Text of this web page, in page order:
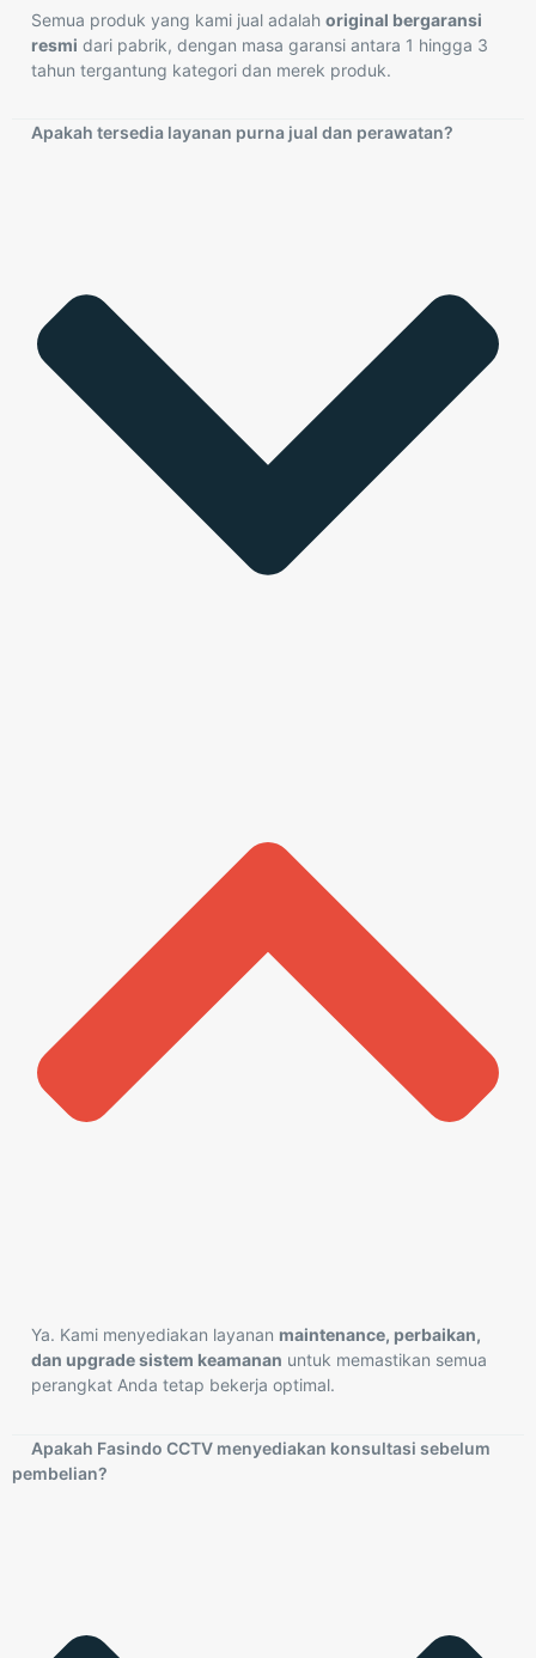
Semua produk yang kami jual adalah original bergaransi
resmi dari pabrik, dengan masa garansi antara 1 hingga 3
tahun tergantung kategori dan merek produk.
Apakah tersedia layanan purna jual dan perawatan?
Ya. Kami menyediakan layanan maintenance, perbaikan,
dan upgrade sistem keamanan untuk memastikan semua
perangkat Anda tetap bekerja optimal.
Apakah Fasindo CCTV menyediakan konsultasi sebelum
pembelian?